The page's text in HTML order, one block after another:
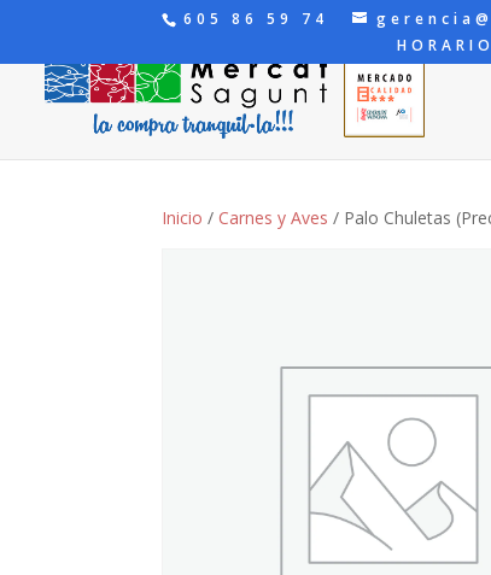
605 86 59 74
Inicio / Carnes y Aves / Palo Chuletas